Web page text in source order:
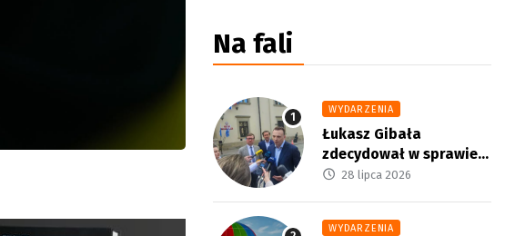
Na fali
WYDARZENIA
Łukasz Gibała
zdecydował w sprawie...
28 lipca 2026
WYDARZENIA